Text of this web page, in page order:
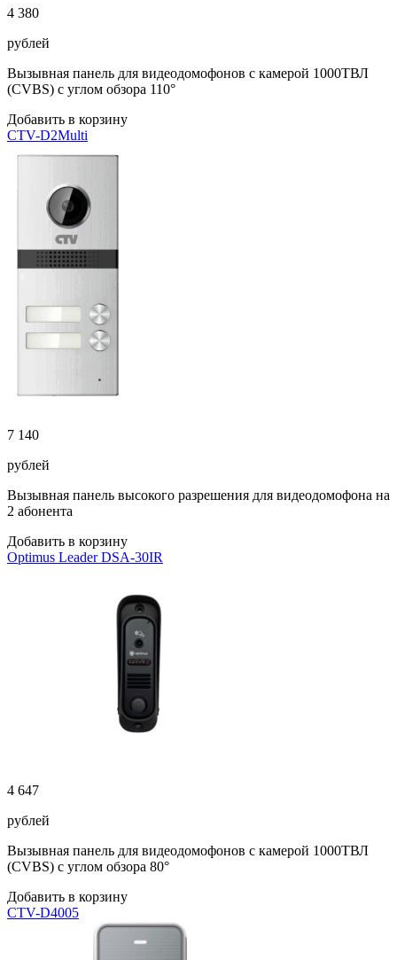
4 380
рублей
Вызывная панель для видеодомофонов с камерой 1000ТВЛ
(CVBS) с углом обзора 110°
Добавить в корзину
CTV-D2Multi
7 140
рублей
Вызывная панель высокого разрешения для видеодомофона на
2 абонента
Добавить в корзину
Optimus Leader DSA-30IR
4 647
рублей
Вызывная панель для видеодомофонов с камерой 1000ТВЛ
(CVBS) с углом обзора 80°
Добавить в корзину
CTV-D4005